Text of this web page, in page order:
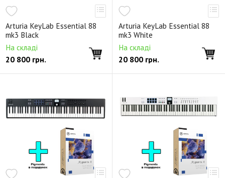
Arturia KeyLab Essential 88
mk3 Black
На складі
20 800 грн.
Arturia KeyLab Essential 88
mk3 White
На складі
20 800 грн.